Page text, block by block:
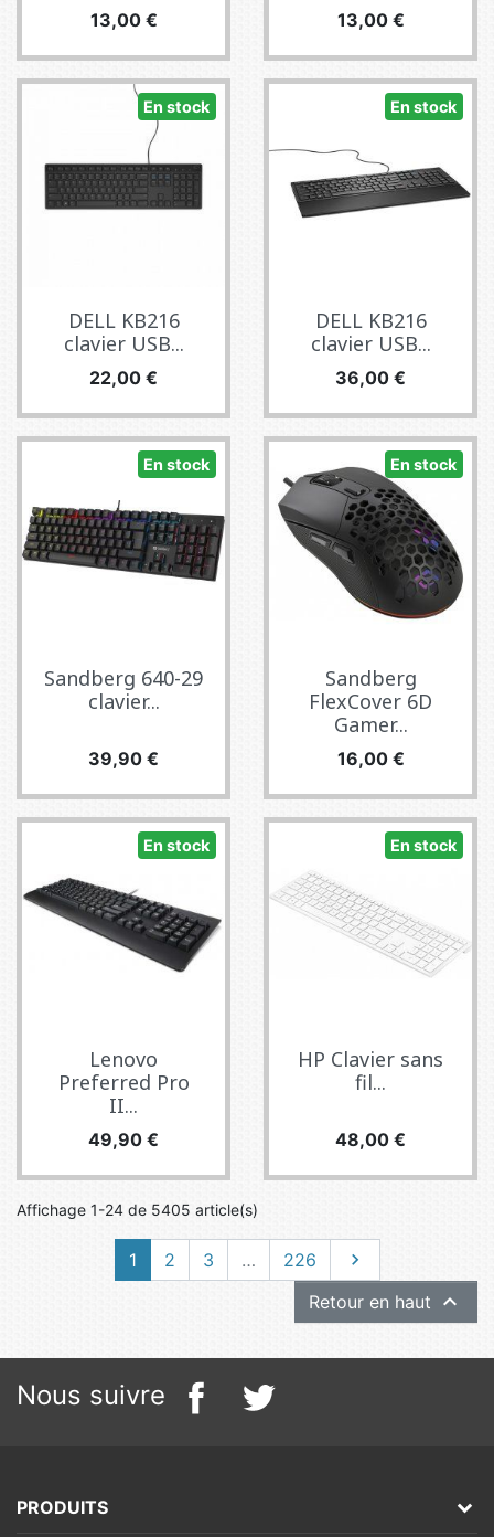
Prix
13,00 € Prix
13,00 €
En stock
DELL KB216
clavier USB...
Prix
22,00 €
En stock
DELL KB216
clavier USB...
Prix
36,00 €
En stock
Sandberg 640-29
clavier...
Prix
39,90 €
En stock
Sandberg
FlexCover 6D
Gamer...
Prix
16,00 €
En stock
Lenovo
Preferred Pro
II...
Prix
49,90 €
En stock
HP Clavier sans
fil...
Prix
48,00 €
Affichage 1-24 de 5405 article(s)
1 2 3 … 226 Suivant

Retour en haut 
Nous suivre
PRODUITS